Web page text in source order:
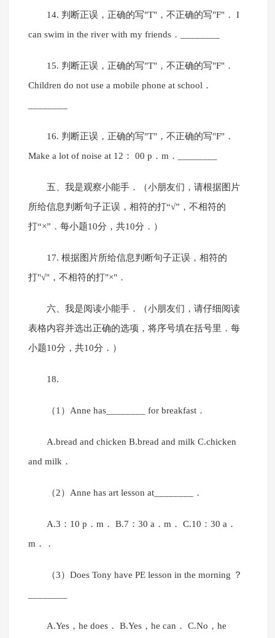
14. 判断正误，正确的写"T"，不正确的写"F"． I
can swim in the river with my friends．________
15. 判断正误，正确的写"T"，不正确的写"F"．
Children do not use a mobile phone at school．
16. 判断正误，正确的写"T"，不正确的写"F"．
Make a lot of noise at 12： 00 p．m．________
五、我是观察小能手．（小朋友们，请根据图片
所给信息判断句子正误，相符的打“√”，不相符的
打“×”．每小题10分，共10分．）
17. 根据图片所给信息判断句子正误，相符的
打"√"，不相符的打"×"．
六、我是阅读小能手．（小朋友们，请仔细阅读
表格内容并选出正确的选项，将序号填在括号里．每
小题10分，共10分．）
18.
（1）Anne has________ for breakfast．
A.bread and chicken B.bread and milk C.chicken
and milk．
（2）Anne has art lesson at________．
A.3：10 p．m． B.7：30 a．m． C.10：30 a．
m．．
（3）Does Tony have PE lesson in the morning ？
A.Yes，he does． B.Yes，he can． C.No，he